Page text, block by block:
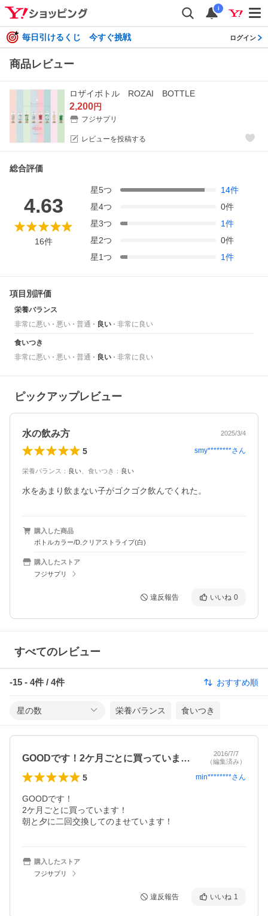
i
毎日引けるくじ 今すぐ挑戦 ログイン
商品レビュー
ロザイボトル ROZAI BOTTLE
2,200円
フジサプリ
レビューを投稿する
総合評価
4.63
16件
星5つ 14件
星4つ 0件
星3つ 1件
星2つ 0件
星1つ 1件
項目別評価
栄養バランス
非常に悪い
悪い 普通 良い 非常に良い
食いつき
非常に悪い
悪い 普通 良い 非常に良い
ピックアップレビュー
水の飲み方 2025/3/4
5 smy********さん
栄養バランス ： 良い 食いつき ： 良い
水をあまり飲まない子がゴクゴク飲んでくれた。
購入した商品
ボトルカラー/D.クリアストライプ(白)
購入したストア
フジサプリ
違反報告 いいね 0
すべてのレビュー
-15 - 4件 / 4件 おすすめ順
星の数 栄養バランス 食いつき
GOODです！2ケ月ごとに買っています…
2016/7/7
（編集済み）
5 min********さん
GOODです！
2ケ月ごとに買っています！
朝と夕に二回交換してのませています！
購入したストア
フジサプリ
違反報告 いいね 1